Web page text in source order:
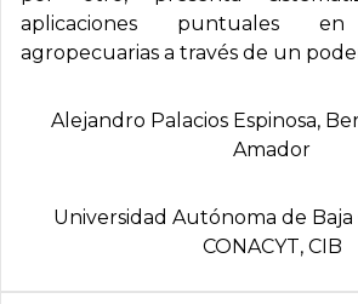
aplicaciones puntuales
agropecuarias a través de un
Alejandro Palacios Espinosa,
Amador
Universidad Autónoma de Baja
CONACYT, CIB